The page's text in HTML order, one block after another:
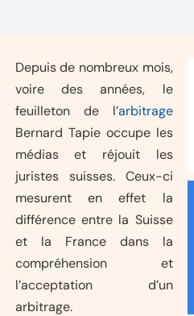
Depuis de nombreux mois,
voire des années, le
feuilleton de l’arbitrage
Bernard Tapie occupe les
médias et réjouit les
juristes suisses. Ceux-ci
mesurent en effet la
différence entre la Suisse
et la France dans la
compréhension et
l’acceptation d’un
arbitrage.